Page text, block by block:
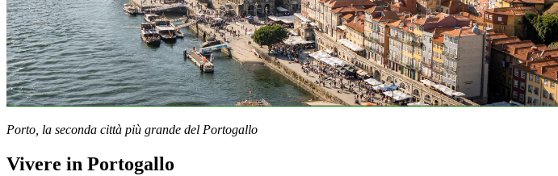
Porto, la seconda città più grande del Portogallo
Vivere in Portogallo